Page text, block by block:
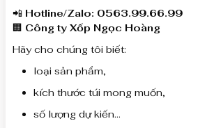
📲 Hotline/Zalo: 0563.99.66.99
🏢 Công ty Xốp Ngọc Hoàng
Hãy cho chúng tôi biết:
loại sản phẩm,
kích thước túi mong muốn,
số lượng dự kiến…